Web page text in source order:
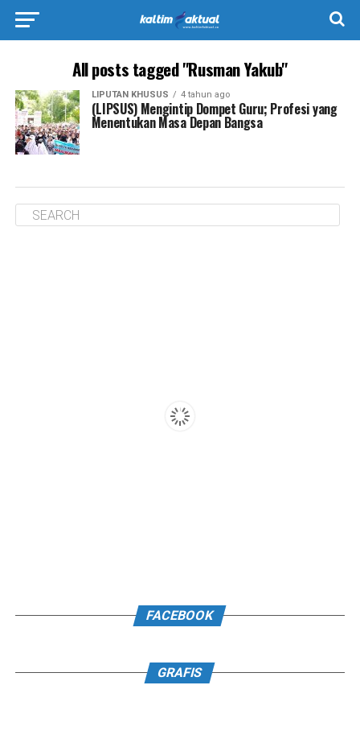
All posts tagged "Rusman Yakub"
LIPUTAN KHUSUS 4 tahun ago
(LIPSUS) Mengintip Dompet Guru; Profesi yang
Menentukan Masa Depan Bangsa
FACEBOOK
GRAFIS